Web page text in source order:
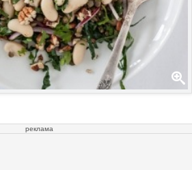
реклама